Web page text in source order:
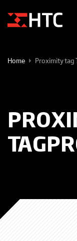
Home Proximity tag